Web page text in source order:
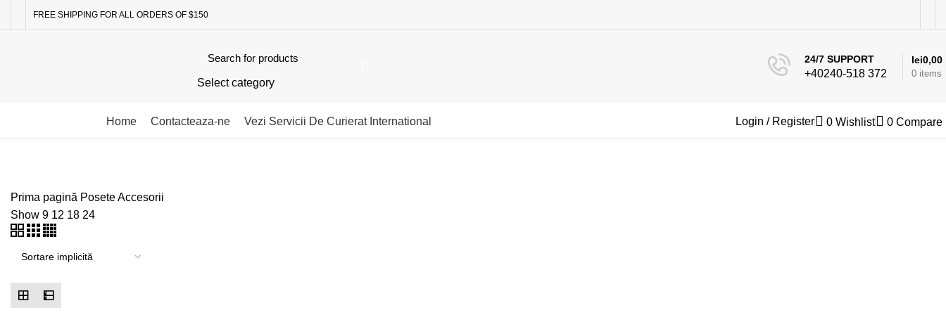
FREE SHIPPING FOR ALL ORDERS OF $150
Select category
24/7 SUPPORT
+40240-518 372 0 items
lei0,00
Home Contacteaza-ne Vezi Servicii De Curierat International Login / Register 0 Wishlist 0 Compare
Prima pagină PoseteAccesorii
Show 9 12 18 24